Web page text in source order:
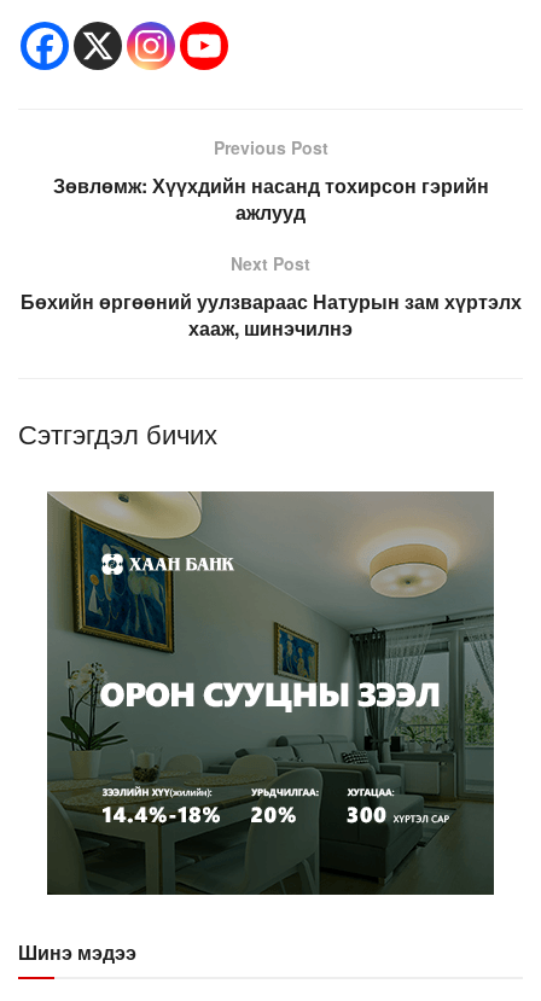
Previous Post
Зөвлөмж: Хүүхдийн насанд тохирсон гэрийн
ажлууд
Next Post
Бөхийн өргөөний уулзвараас Натурын зам хүртэлх
хааж, шинэчилнэ
Сэтгэгдэл бичих
Шинэ мэдээ